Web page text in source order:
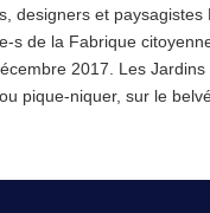
designers et
s de la Fabrique
2017. Les
pique-niquer, sur le